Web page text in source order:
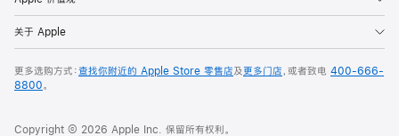
关于 Apple
更多选购方式：查找你附近的 Apple Store 零售店及更多门店，或者致电 400-666-
8800。
Copyright © 2026 Apple Inc. 保留所有权利。